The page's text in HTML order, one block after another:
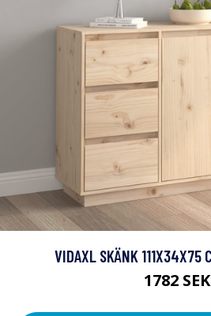
VIDAXL SKÄNK 111X34X75
1782 SEK